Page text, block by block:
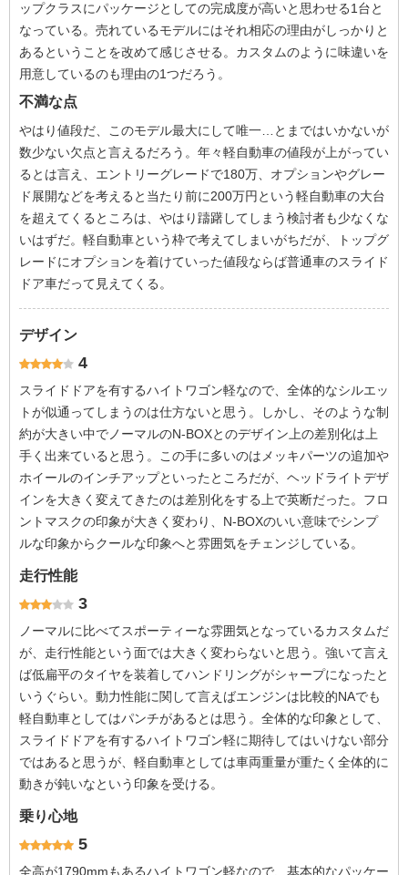
ップクラスにパッケージとしての完成度が高いと思わせる1台と
なっている。売れているモデルにはそれ相応の理由がしっかりと
あるということを改めて感じさせる。カスタムのように味違いを
用意しているのも理由の1つだろう。
不満な点
やはり値段だ、このモデル最大にして唯一…とまではいかないが
数少ない欠点と言えるだろう。年々軽自動車の値段が上がってい
るとは言え、エントリーグレードで180万、オプションやグレー
ド展開などを考えると当たり前に200万円という軽自動車の大台
を超えてくるところは、やはり躊躇してしまう検討者も少なくな
いはずだ。軽自動車という枠で考えてしまいがちだが、トップグ
レードにオプションを着けていった値段ならば普通車のスライド
ドア車だって見えてくる。
デザイン
4
スライドドアを有するハイトワゴン軽なので、全体的なシルエッ
トが似通ってしまうのは仕方ないと思う。しかし、そのような制
約が大きい中でノーマルのN-BOXとのデザイン上の差別化は上
手く出来ていると思う。この手に多いのはメッキパーツの追加や
ホイールのインチアップといったところだが、ヘッドライトデザ
インを大きく変えてきたのは差別化をする上で英断だった。フロ
ントマスクの印象が大きく変わり、N-BOXのいい意味でシンプ
ルな印象からクールな印象へと雰囲気をチェンジしている。
走行性能
3
ノーマルに比べてスポーティーな雰囲気となっているカスタムだ
が、走行性能という面では大きく変わらないと思う。強いて言え
ば低扁平のタイヤを装着してハンドリングがシャープになったと
いうぐらい。動力性能に関して言えばエンジンは比較的NAでも
軽自動車としてはパンチがあるとは思う。全体的な印象として、
スライドドアを有するハイトワゴン軽に期待してはいけない部分
ではあると思うが、軽自動車としては車両重量が重たく全体的に
動きが鈍いなという印象を受ける。
乗り心地
5
全高が1790mmもあるハイトワゴン軽なので、基本的なパッケー